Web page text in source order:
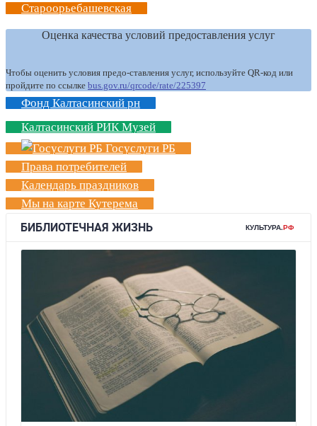
Староорьебашевская
Оценка качества условий предоставления услуг
Чтобы оценить условия предо-ставления услуг, используйте QR-код или
пройдите по ссылке bus.gov.ru/qrcode/rate/225397
Фонд Калтасинский рн
Калтасинский РИК Музей
Госуслуги РБ
Права потребителей
Календарь праздников
Мы на карте Кутерема